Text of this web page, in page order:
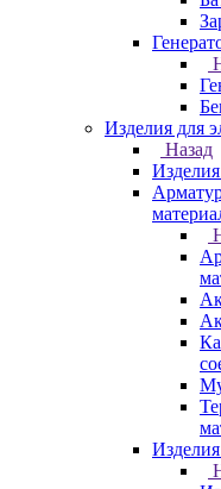
Изделия для
Назад